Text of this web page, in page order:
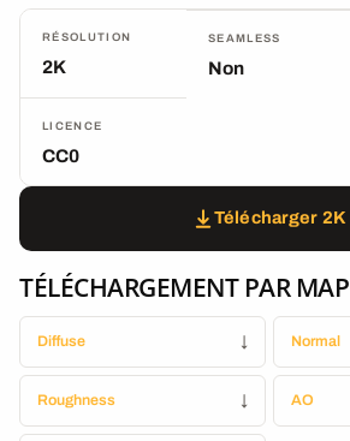
RÉSOLUTION
2K
SEAMLESS
Non
LICENCE
CC0
Télécharger 2K
TÉLÉCHARGEMENT PAR MAP
Diffuse ↓ Normal
Roughness ↓ AO